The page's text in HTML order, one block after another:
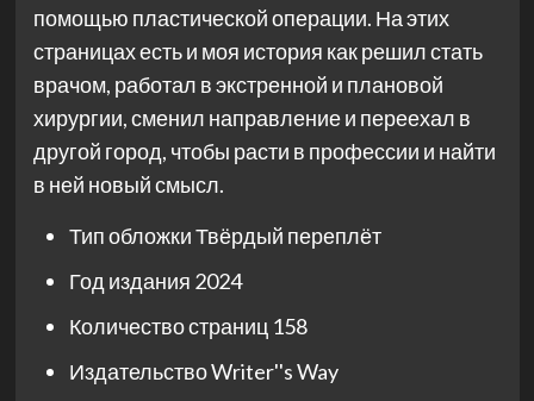
помощью пластической операции. На этих
страницах есть и моя история как решил стать
врачом, работал в экстренной и плановой
хирургии, сменил направление и переехал в
другой город, чтобы расти в профессии и найти
в ней новый смысл.
Тип обложкиТвёрдый переплёт
Год издания 2024
Количество страниц 158
ИздательствоWriter''s Way